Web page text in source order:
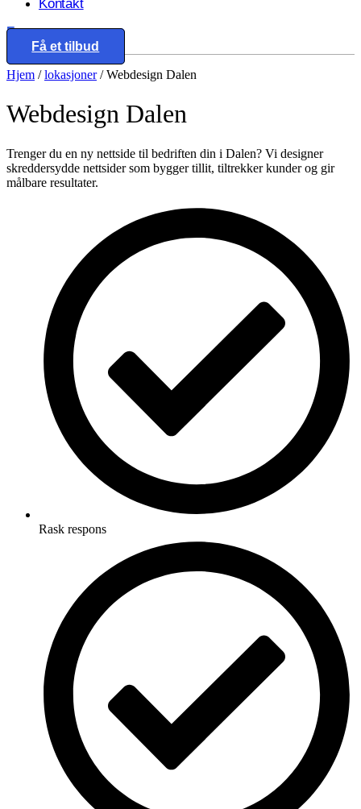
Kontakt
Eng
Få et tilbud
Hjem /lokasjoner/Webdesign Dalen
Webdesign Dalen
Trenger du en ny nettside til bedriften din i Dalen? Vi designer
skreddersydde nettsider som bygger tillit, tiltrekker kunder og gir
målbare resultater.
Rask respons